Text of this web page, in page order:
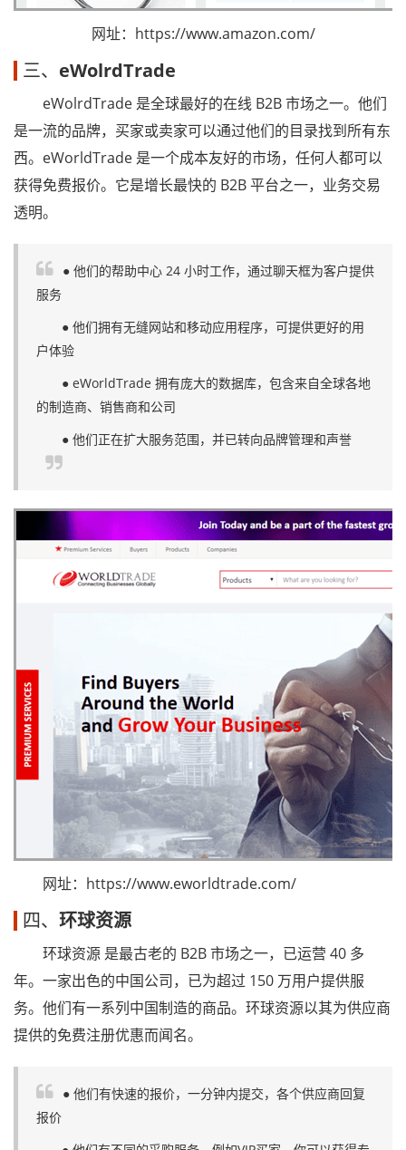
网址：https://www.amazon.com/
三、 eWolrdTrade
eWolrdTrade 是全球最好的在线 B2B 市场之一。他们
是一流的品牌，买家或卖家可以通过他们的目录找到所有东
西。eWorldTrade 是一个成本友好的市场，任何人都可以
获得免费报价。它是增长最快的 B2B 平台之一，业务交易
透明。
● 他们的帮助中心 24 小时工作，通过聊天框为客户提供
服务
● 他们拥有无缝网站和移动应用程序，可提供更好的用
户体验
● eWorldTrade 拥有庞大的数据库，包含来自全球各地
的制造商、销售商和公司
● 他们正在扩大服务范围，并已转向品牌管理和声誉
网址：https://www.eworldtrade.com/
四、 环球资源
环球资源 是最古老的 B2B 市场之一，已运营 40 多
年。一家出色的中国公司，已为超过 150 万用户提供服
务。他们有一系列中国制造的商品。环球资源以其为供应商
提供的免费注册优惠而闻名。
● 他们有快速的报价，一分钟内提交，各个供应商回复
报价